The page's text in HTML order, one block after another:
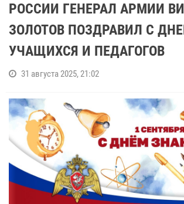
РОССИИ ГЕНЕРАЛ АРМИИ
ЗОЛОТОВ ПОЗДРАВИЛ С
УЧАЩИХСЯ И ПЕДАГОГОВ
31 августа 2025, 21:02